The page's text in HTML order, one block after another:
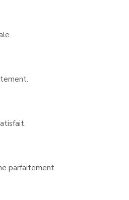
parfaitement